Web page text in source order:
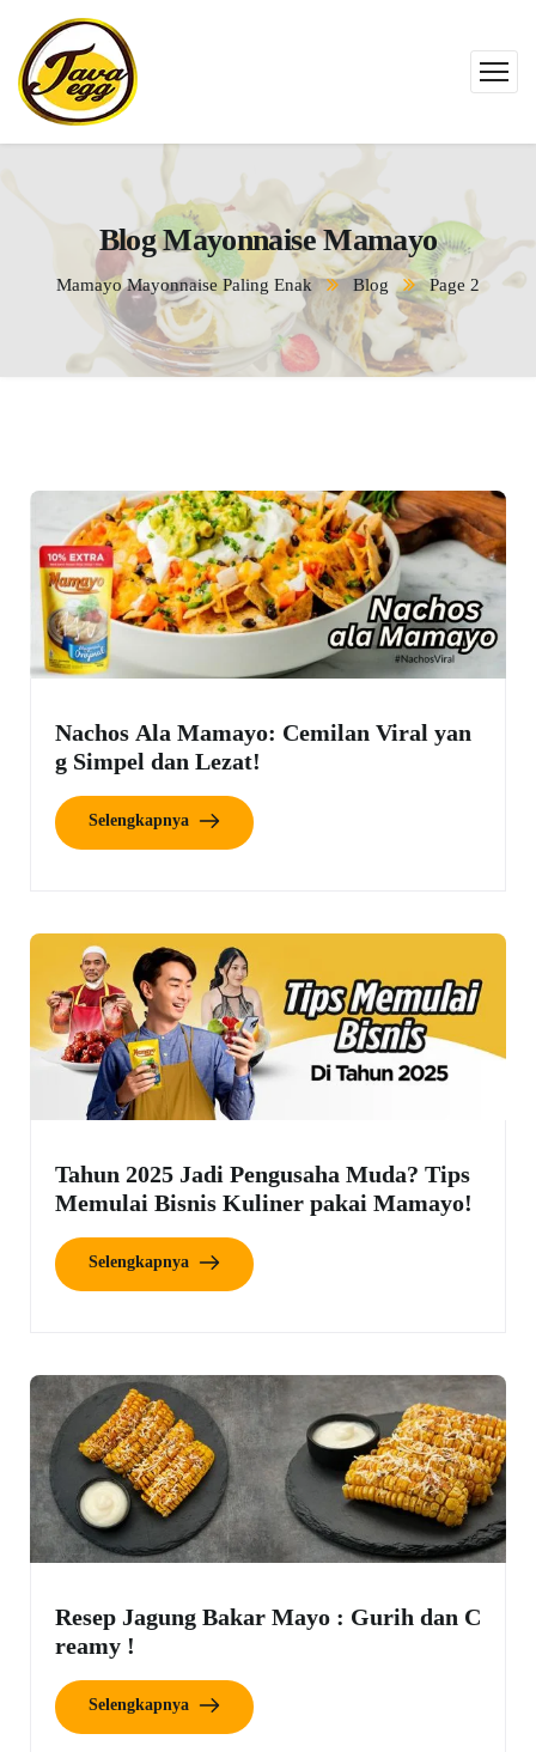
Blog Mayonnaise Mamayo
Mamayo Mayonnaise Paling Enak Blog Page 2
Nachos Ala Mamayo: Cemilan Viral yan
g Simpel dan Lezat!
Selengkapnya
Tahun 2025 Jadi Pengusaha Muda? Tips
Memulai Bisnis Kuliner pakai Mamayo!
Selengkapnya
Resep Jagung Bakar Mayo : Gurih dan C
reamy !
Selengkapnya